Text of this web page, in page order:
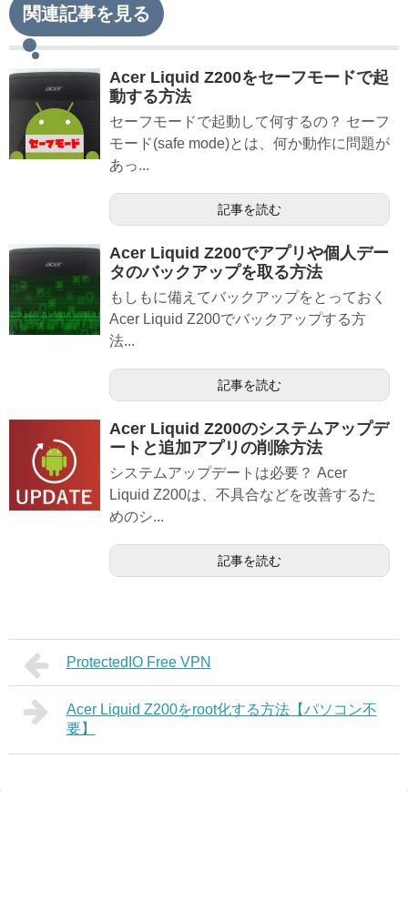
関連記事を見る
Acer Liquid Z200をセーフモードで起
動する方法
セーフモードで起動して何するの？ セーフ
モード(safe mode)とは、何か動作に問題が
あっ...
記事を読む
Acer Liquid Z200でアプリや個人デー
タのバックアップを取る方法
もしもに備えてバックアップをとっておく
Acer Liquid Z200でバックアップする方
法...
記事を読む
Acer Liquid Z200のシステムアップデ
ートと追加アプリの削除方法
システムアップデートは必要？ Acer
Liquid Z200は、不具合などを改善するた
めのシ...
記事を読む
ProtectedIO Free VPN
Acer Liquid Z200をroot化する方法【パソコン不
要】